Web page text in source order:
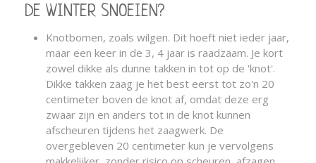
DE WINTER SNOEIEN?
Knotbomen, zoals wilgen. Dit hoeft niet ieder jaar,
maar een keer in de 3, 4 jaar is raadzaam. Je kort
zowel dikke als dunne takken in tot op de 'knot'.
Dikke takken zaag je het best eerst tot zo'n 20
centimeter boven de knot af, omdat deze erg
zwaar zijn en anders tot in de knot kunnen
afscheuren tijdens het zaagwerk. De
overgebleven 20 centimeter kun je vervolgens